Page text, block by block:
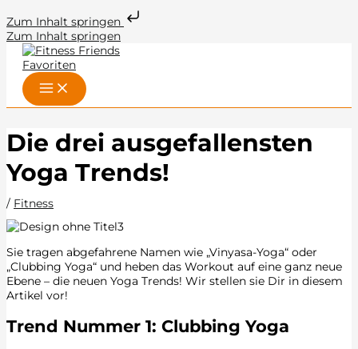
Zum Inhalt springen
Zum Inhalt springen
Die drei ausgefallensten
Yoga Trends!
/ Fitness
Sie tragen abgefahrene Namen wie „Vinyasa-Yoga“ oder
„Clubbing Yoga“ und heben das Workout auf eine ganz neue
Ebene – die neuen Yoga Trends! Wir stellen sie Dir in diesem
Artikel vor!
Trend Nummer 1: Clubbing Yoga